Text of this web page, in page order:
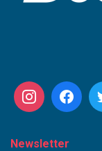
Newsletter